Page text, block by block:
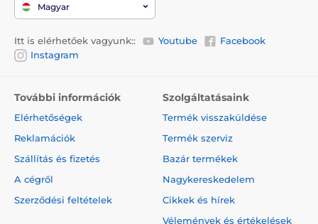
Magyar
Itt is elérhetőek vagyunk:: Youtube
Facebook
Instagram
További információk
Elérhetőségek
Reklamációk
Szállítás és fizetés
A cégről
Szerződési feltételek
Szolgáltatásaink
Termék visszaküldése
Termék szerviz
Bazár termékek
Nagykereskedelem
Cikkek és hírek
Vélemények és értékelések